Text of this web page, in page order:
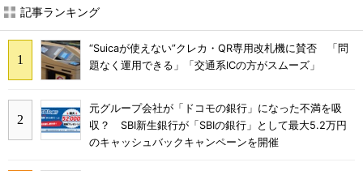
記事ランキング
“Suicaが使えない”クレカ・QR専用改札機に賛否 「問
題なく運用できる」「交通系ICの方がスムーズ」
元グループ会社が「ドコモの銀行」になった不満を吸
収？ SBI新生銀行が「SBIの銀行」として最大5.2万円
のキャッシュバックキャンペーンを開催